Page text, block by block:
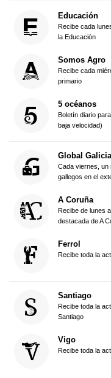
Educación
Recibe cada
la Educación
Somos Agro
Recibe cada
primario
5 océanos
Boletín diario
baja velocidad)
Global Galicia
Cada viernes, un
gallegos en el
A Coruña
Recibe de lunes
destacada de A
Ferrol
Recibe toda la
Santiago
Recibe toda la
Santiago
Vigo
Recibe toda la